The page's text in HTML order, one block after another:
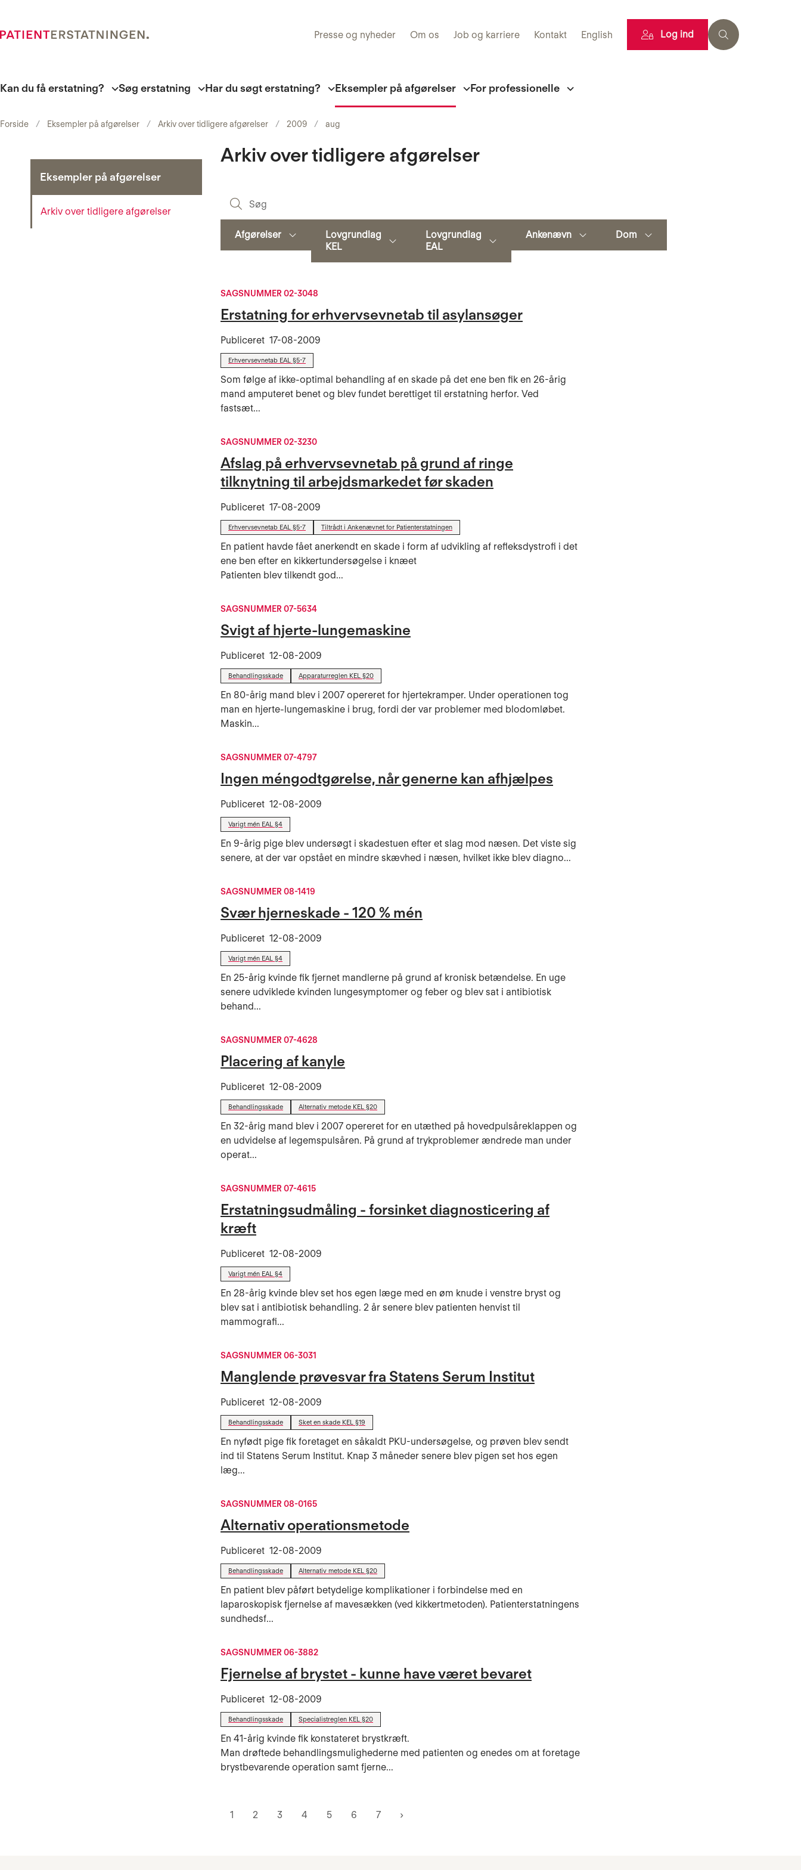
Presse og nyheder Om os Job og karriere Kontakt English Log ind
Kan du få erstatning? Søg erstatning Har du søgt erstatning? Eksempler på afgørelser For professionelle
Forside Eksempler på afgørelser Arkiv over tidligere afgørelser 2009 aug
Eksempler på afgørelser
Arkiv over tidligere afgørelser
Arkiv over tidligere afgørelser
Afgørelser
Lovgrundlag
KEL
Lovgrundlag
EAL
Ankenævn Dom
SAGSNUMMER 02-3048
Erstatning for erhvervsevnetab til asylansøger
Publiceret 17-08-2009
Erhvervsevnetab EAL §5-7
Som følge af ikke-optimal behandling af en skade på det ene ben fik en 26-årig
mand amputeret benet og blev fundet berettiget til erstatning herfor. Ved
fastsæt...
SAGSNUMMER 02-3230
Afslag på erhvervsevnetab på grund af ringe
tilknytning til arbejdsmarkedet før skaden
Publiceret 17-08-2009
Erhvervsevnetab EAL §5-7 Tiltrådt i Ankenævnet for Patienterstatningen
En patient havde fået anerkendt en skade i form af udvikling af refleksdystrofi i det
ene ben efter en kikkertundersøgelse i knæet
Patienten blev tilkendt god...
SAGSNUMMER 07-5634
Svigt af hjerte-lungemaskine
Publiceret 12-08-2009
Behandlingsskade Apparaturreglen KEL §20
En 80-årig mand blev i 2007 opereret for hjertekramper. Under operationen tog
man en hjerte-lungemaskine i brug, fordi der var problemer med blodomløbet.
Maskin...
SAGSNUMMER 07-4797
Ingen méngodtgørelse, når generne kan afhjælpes
Publiceret 12-08-2009
Varigt mén EAL §4
En 9-årig pige blev undersøgt i skadestuen efter et slag mod næsen. Det viste sig
senere, at der var opstået en mindre skævhed i næsen, hvilket ikke blev diagno...
SAGSNUMMER 08-1419
Svær hjerneskade - 120 % mén
Publiceret 12-08-2009
Varigt mén EAL §4
En 25-årig kvinde fik fjernet mandlerne på grund af kronisk betændelse. En uge
senere udviklede kvinden lungesymptomer og feber og blev sat i antibiotisk
behand...
SAGSNUMMER 07-4628
Placering af kanyle
Publiceret 12-08-2009
Behandlingsskade Alternativ metode KEL §20
En 32-årig mand blev i 2007 opereret for en utæthed på hovedpulsåreklappen og
en udvidelse af legemspulsåren. På grund af trykproblemer ændrede man under
operat...
SAGSNUMMER 07-4615
Erstatningsudmåling - forsinket diagnosticering af
kræft
Publiceret 12-08-2009
Varigt mén EAL §4
En 28-årig kvinde blev set hos egen læge med en øm knude i venstre bryst og
blev sat i antibiotisk behandling. 2 år senere blev patienten henvist til
mammografi...
SAGSNUMMER 06-3031
Manglende prøvesvar fra Statens Serum Institut
Publiceret 12-08-2009
Behandlingsskade Sket en skade KEL §19
En nyfødt pige fik foretaget en såkaldt PKU-undersøgelse, og prøven blev sendt
ind til Statens Serum Institut. Knap 3 måneder senere blev pigen set hos egen
læg...
SAGSNUMMER 08-0165
Alternativ operationsmetode
Publiceret 12-08-2009
Behandlingsskade Alternativ metode KEL §20
En patient blev påført betydelige komplikationer i forbindelse med en
laparoskopisk fjernelse af mavesækken (ved kikkertmetoden). Patienterstatningens
sundhedsf...
SAGSNUMMER 06-3882
Fjernelse af brystet - kunne have været bevaret
Publiceret 12-08-2009
Behandlingsskade Specialistreglen KEL §20
En 41-årig kvinde fik konstateret brystkræft.
Man drøftede behandlingsmulighederne med patienten og enedes om at foretage
brystbevarende operation samt fjerne...
1 2 3 4 5 6 7